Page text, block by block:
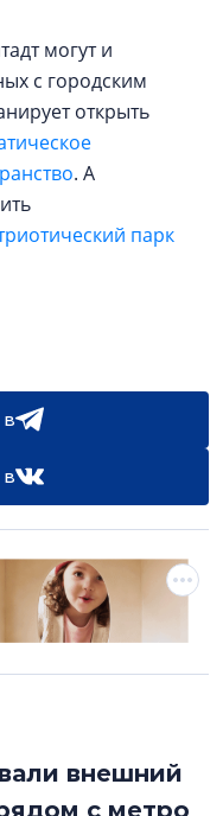
могут и
с городским
открыть
. А
парк
внешний
с метро